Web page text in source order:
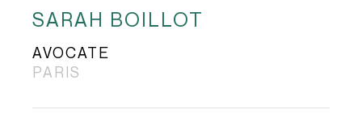
SARAH BOILLOT
AVOCATE
PARIS